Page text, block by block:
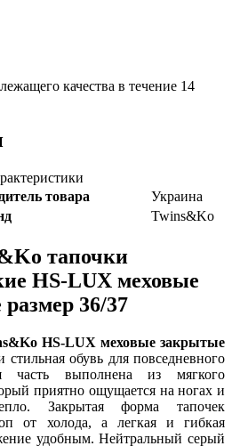
качества в течение 14
товара
Украина
Twins&Ko
тапочки
HS-LUX меховые
36/37
HS-LUX меховые закрытые
стильная обувь для повседневного
часть выполнена из мягкого
приятно ощущается на ногах и
Закрытая форма тапочек
от холода, а легкая и гибкая
удобным. Нейтральный серый